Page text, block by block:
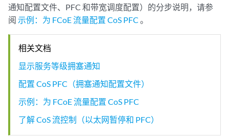
通知配置文件、PFC 和带宽调度配置）的分步说明，请参
阅 示例：为 FCoE 流量配置 CoS PFC 。
相关文档
显示服务等级拥塞通知
配置 CoS PFC（拥塞通知配置文件）
示例：为 FCoE 流量配置 CoS PFC
了解 CoS 流控制（以太网暂停和 PFC）